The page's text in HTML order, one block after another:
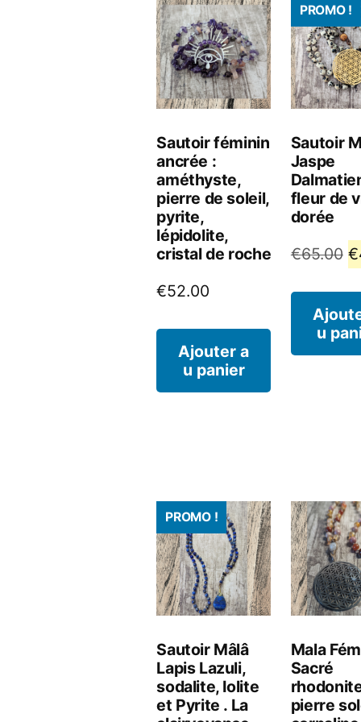
plus
récent
au
ancien
Sautoir féminin
ancrée :
améthyste,
pierre de soleil,
pyrite,
lépidolite,
cristal de roche
€52.00
Ajouter a
u panier
PROMO !
Sautoir
Jaspe
fleur de
dorée
€65.00 €
u
PROMO !
Sautoir Mâlâ
Lapis Lazuli,
sodalite, Iolite
et Pyrite . La
Mala
Sacré
pierre